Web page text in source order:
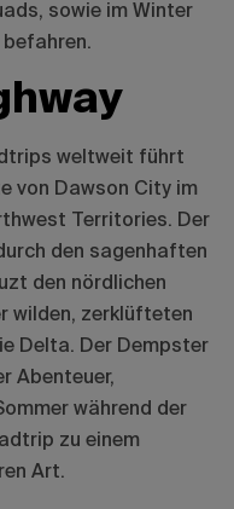
sowie im Winter
weltweit führt
von Dawson City im
Territories. Der
den sagenhaften
den nördlichen
wilden, zerklüfteten
Delta. Der Dempster
Abenteuer,
während der
zu einem
Art.